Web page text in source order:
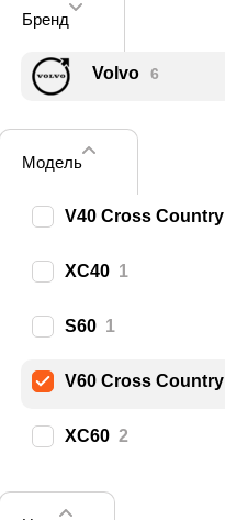
Бренд
Volvo 6
Модель
V40 Cross Country
XC40 1
S60 1
V60 Cross Country
XC60 2